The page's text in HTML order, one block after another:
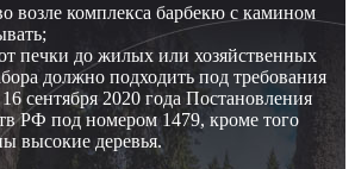
возле комплекса барбекю с камином
печки до жилых или хозяйственных
должно подходить под требования
сентября 2020 года Постановления
РФ под номером 1479, кроме того
высокие деревья.